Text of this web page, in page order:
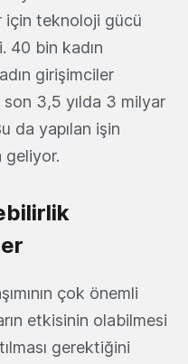
için teknoloji gücü
40 bin kadın
girişimciler
3,5 yılda 3 milyar
da yapılan işin
geliyor.
çok önemli
etkisinin olabilmesi
gerektiğini